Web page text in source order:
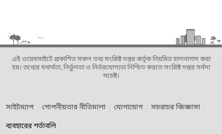
এই ওয়েবসাইটে প্রকাশিত সকল তথ্য সংশ্লিষ্ট দপ্তর কর্তৃক নিয়মিত হালনাগাদ করা
হয়। তথ্যের যথার্থতা, নির্ভুলতা ও নির্ভরযোগ্যতা নিশ্চিত করতে সংশ্লিষ্ট দপ্তর সর্বদা
সচেষ্ট।
সাইটম্যাপ গোপনীয়তার নীতিমালা যোগাযোগ
সচরাচর জিজ্ঞাসা
ব্যবহারের শর্তাবলি